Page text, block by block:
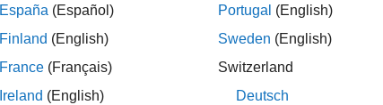
España (Español)
Finland (English)
France (Français)
Ireland (English)
Portugal (English)
Sweden (English)
Switzerland
Deutsch